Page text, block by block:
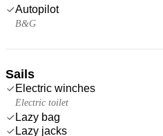
Autopilot
B&G
Sails
Electric winches
Electric toilet
Lazy bag
Lazy jacks